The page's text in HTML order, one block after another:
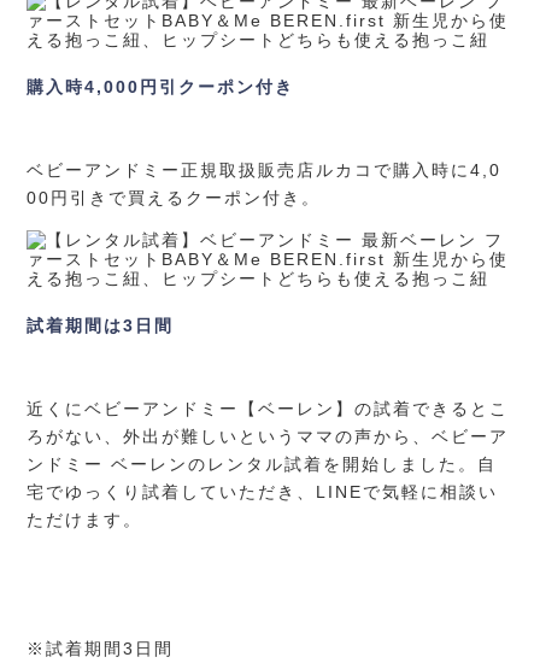
購入時4,000円引クーポン付き
ベビーアンドミー正規取扱販売店ルカコで購入時に4,0
00円引きで買えるクーポン付き。
試着期間は3日間
近くにベビーアンドミー【ベーレン】の試着できるとこ
ろがない、外出が難しいというママの声から、ベビーア
ンドミー ベーレンのレンタル試着を開始しました。自
宅でゆっくり試着していただき、LINEで気軽に相談い
ただけます。
※試着期間3日間